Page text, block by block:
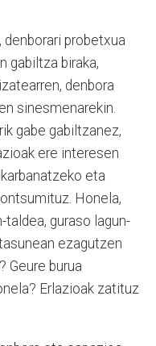
denborari probetxua
gabiltza biraka,
denbora
sinesmenarekin.
gabe gabiltzanez,
ere interesen
eta
Honela,
taldea, guraso lagun-
ezagutzen
Geure burua
Erlazioak zatituz